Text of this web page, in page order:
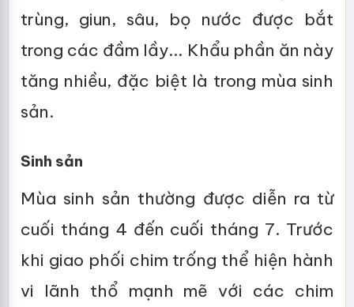
trùng, giun, sâu, bọ nước được bắt
trong các đầm lầy... Khẩu phần ăn này
tăng nhiều, đặc biệt là trong mùa sinh
sản.
Sinh sản
Mùa sinh sản thường được diễn ra từ
cuối tháng 4 đến cuối tháng 7. Trước
khi giao phối chim trống thể hiện hành
vi lãnh thổ mạnh mẽ với các chim